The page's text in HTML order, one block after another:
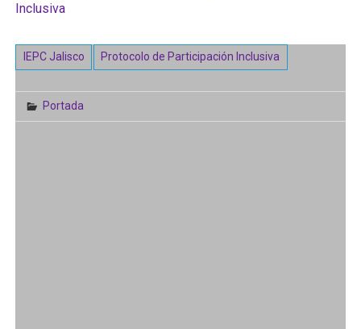
Inclusiva
IEPC Jalisco Protocolo de Participación Inclusiva
Portada